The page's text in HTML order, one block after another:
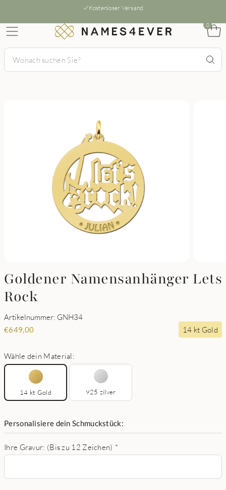
Kostenloser Versand
0
Goldener Namensanhänger Lets
Rock
Artikelnummer: GNH34
€649,00 14 kt Gold
Wähle dein Material:
14 kt Gold 925 zilver
Personalisiere dein Schmuckstück:
Ihre Gravur: (Bis zu 12 Zeichen) *